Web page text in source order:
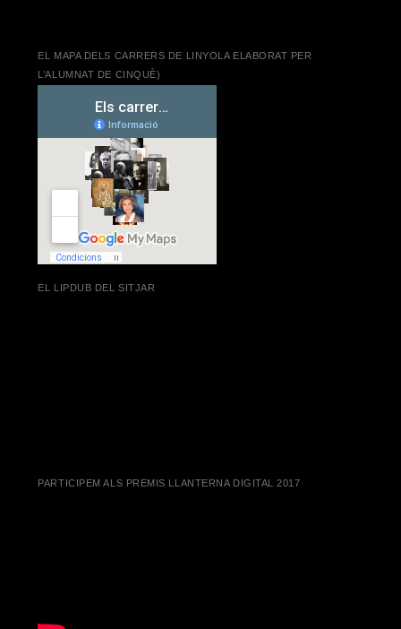
EL MAPA DELS CARRERS DE LINYOLA ELABORAT PER
L’ALUMNAT DE CINQUÈ)
EL LIPDUB DEL SITJAR
PARTICIPEM ALS PREMIS LLANTERNA DIGITAL 2017